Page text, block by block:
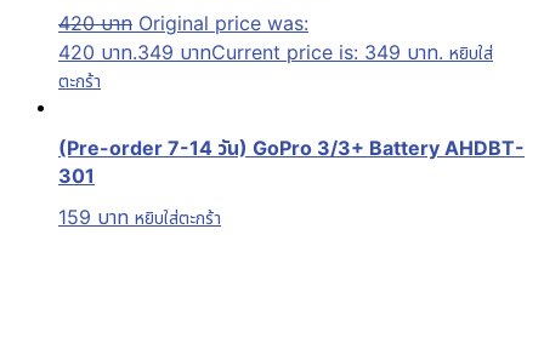
420บาท Original price was:
420 บาท.349 บาทCurrent price is: 349 บาท. หยิบใส่
ตะกร้า
(Pre-order 7-14 วัน) GoPro 3/3+ Battery AHDBT-
301
159 บาท หยิบใส่ตะกร้า